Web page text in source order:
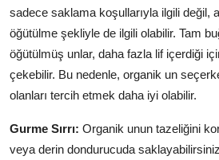
sadece saklama koşullarıyla ilgili değil,
öğütülme şekliyle de ilgili olabilir. Tam
öğütülmüş unlar, daha fazla lif içerdiği
çekebilir. Bu nedenle, organik un
olanları tercih etmek daha iyi olabilir.
Gurme Sırrı: Organik unun tazeliğini
veya derin dondurucuda